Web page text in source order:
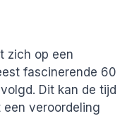
zich op een
fascinerende 60
Dit kan de tijd
veroordeling